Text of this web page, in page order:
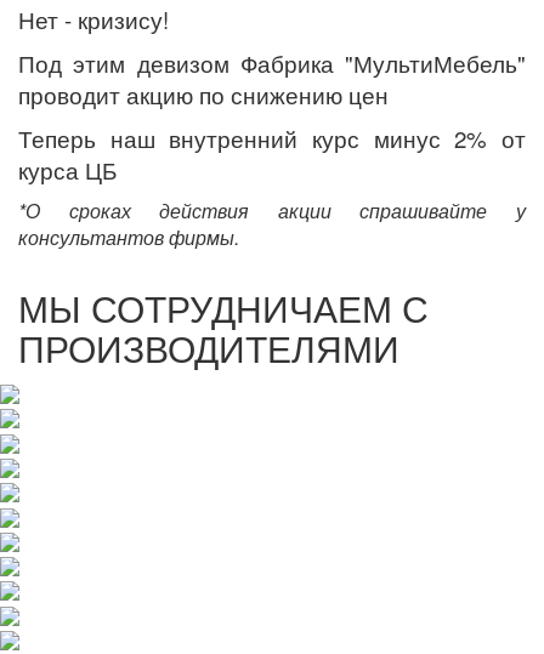
Нет - кризису!
Под этим девизом Фабрика "МультиМебель"
проводит акцию по снижению цен
Теперь наш внутренний курс минус 2% от
курса ЦБ
*О сроках действия акции спрашивайте у
консультантов фирмы.
МЫ СОТРУДНИЧАЕМ С
ПРОИЗВОДИТЕЛЯМИ